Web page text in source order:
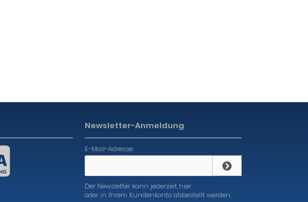
Newsletter-Anmeldung
E-Mail-Adresse:
Der Newsletter kann jederzeit hier
oder in Ihrem Kundenkonto abbestellt werden.